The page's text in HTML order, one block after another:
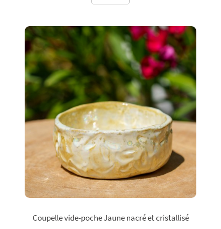
Coupelle vide-poche Jaune nacré et cristallisé